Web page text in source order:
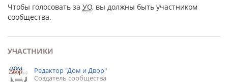
Чтобы голосовать за УО, вы должны быть участником
сообщества.
УЧАСТНИКИ
Редактор "Дом и Двор"
Создатель сообщества